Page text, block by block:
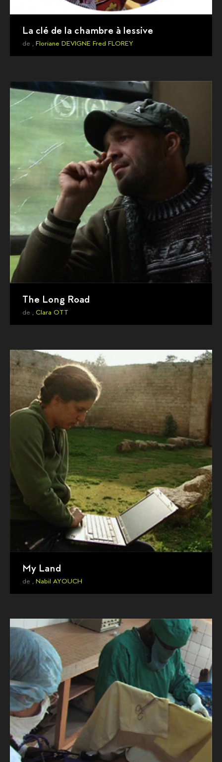
La clé de la chambre à lessive
de , Floriane DEVIGNE Fred FLOREY
The Long Road
de , Clara OTT
My Land
de , Nabil AYOUCH